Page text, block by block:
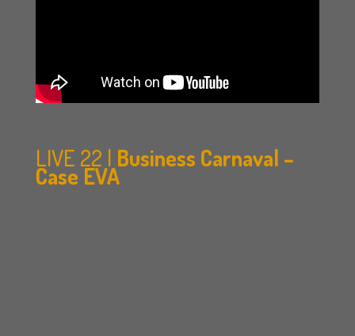
LIVE 22 | Business Carnaval –
Case EVA